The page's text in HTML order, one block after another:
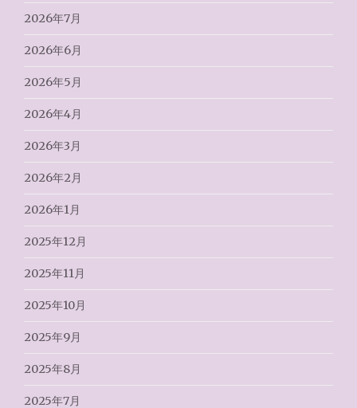
2026年7月
2026年6月
2026年5月
2026年4月
2026年3月
2026年2月
2026年1月
2025年12月
2025年11月
2025年10月
2025年9月
2025年8月
2025年7月